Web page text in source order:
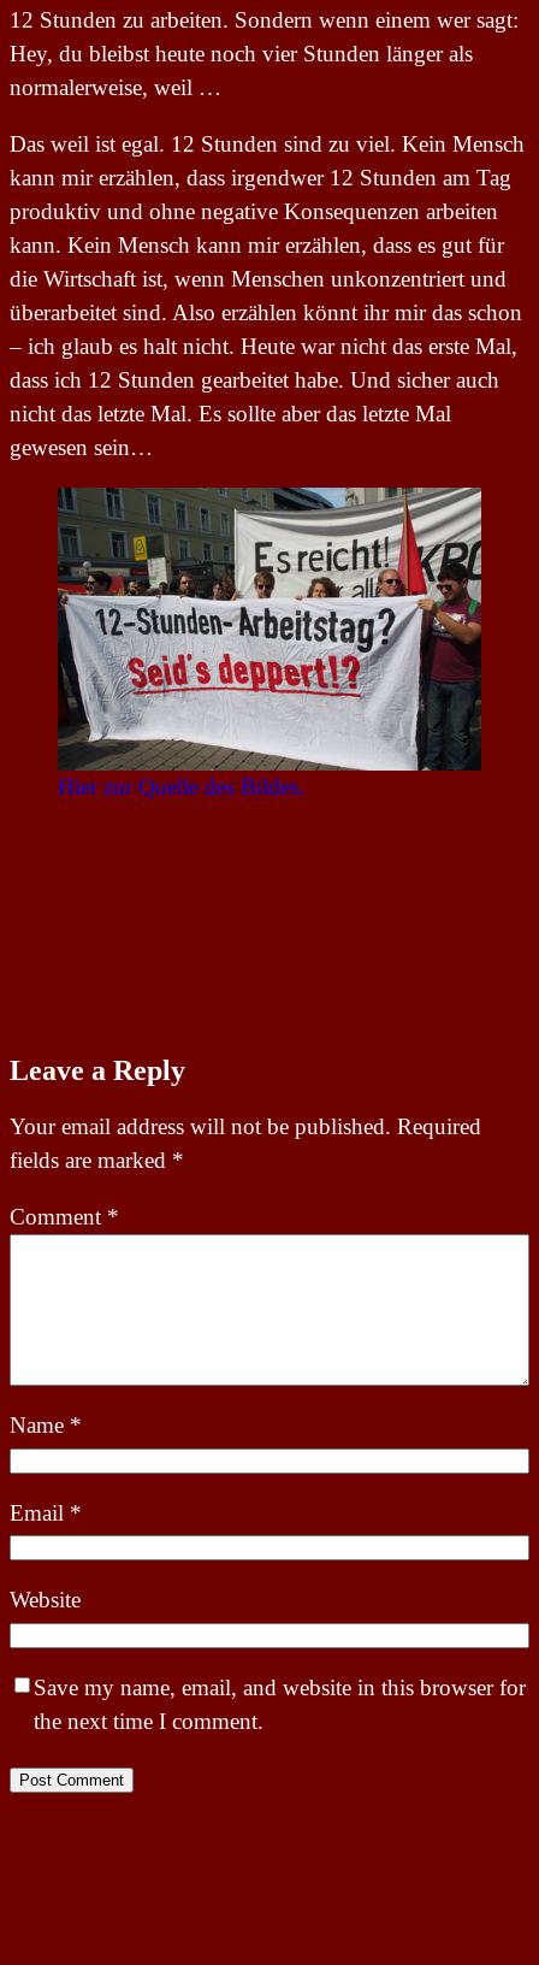
12 Stunden zu arbeiten. Sondern wenn einem wer sagt:
Hey, du bleibst heute noch vier Stunden länger als
normalerweise, weil …
Das weil ist egal. 12 Stunden sind zu viel. Kein Mensch
kann mir erzählen, dass irgendwer 12 Stunden am Tag
produktiv und ohne negative Konsequenzen arbeiten
kann. Kein Mensch kann mir erzählen, dass es gut für
die Wirtschaft ist, wenn Menschen unkonzentriert und
überarbeitet sind. Also erzählen könnt ihr mir das schon
– ich glaub es halt nicht. Heute war nicht das erste Mal,
dass ich 12 Stunden gearbeitet habe. Und sicher auch
nicht das letzte Mal. Es sollte aber das letzte Mal
gewesen sein…
Hier zur Quelle des Bildes.
Leave a Reply
Your email address will not be published. Required
fields are marked *
Comment *
Name *
Email *
Website
Save my name, email, and website in this browser for
the next time I comment.